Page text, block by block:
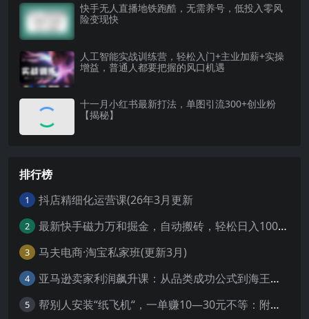
快手无人直播地铁跑酷，无需养号，低投入零风
险变现快
人工智能实战训练营，​轻松入门+主业加薪+实操
增益，​普通人都要把握的风口机遇
十一月小红书最新打法，单图引流300+创业粉
【揭秘】
排行榜
1 抖店精细化运营课(26年3月更新
2 最新快手磁力万和掘金，自动搬砖，轻松日入100-200，操作简单
3 马夫电商·淘宝私家班(更新3月)
4 亚马逊卖家利润飙升课：从品类成功公式到海王打法，让每个SKU都成爆款一路飙升(更新26年3月
5 帮别人安装“纸飞机“，一单赚10—30元不等：附：免费节点